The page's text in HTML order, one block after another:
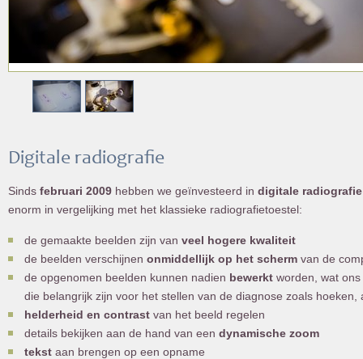
Digitale radiografie
Sinds februari 2009 hebben we geïnvesteerd in digitale radiografie
enorm in vergelijking met het klassieke radiografietoestel:
de gemaakte beelden zijn van veel hogere kwaliteit
de beelden verschijnen onmiddellijk op het scherm van de
de opgenomen beelden kunnen nadien bewerkt worden, wat
die belangrijk zijn voor het stellen van de diagnose zoals
helderheid en contrast van het beeld regelen
details bekijken aan de hand van een dynamische zoom
tekst aan brengen op een opname